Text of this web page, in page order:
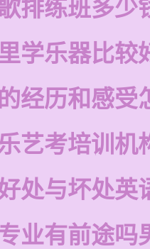
排练班多少
学乐器比较
经历和感受
艺考培训机
处与坏处英
业有前途吗